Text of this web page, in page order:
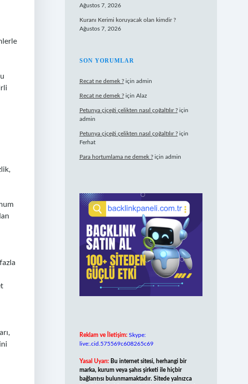
Ağustos 7, 2026
Kuranı Kerimi koruyacak olan kimdir ?
Ağustos 7, 2026
SON YORUMLAR
Recat ne demek ?için admin
Recat ne demek ?için Alaz
Petunya çiçeği çelikten nasıl çoğaltılır ?için
admin
Petunya çiçeği çelikten nasıl çoğaltılır ?için
Ferhat
Para hortumlama ne demek ?için admin
Reklam ve İletişim: Skype:
live:.cid.575569c608265c69
Yasal Uyarı: Bu internet sitesi, herhangi bir
marka, kurum veya şahıs şirketi ile hiçbir
bağlantısı bulunmamaktadır. Sitede yalnızca